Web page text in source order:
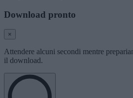
Download pronto
×
Attendere alcuni secondi mentre
il download.